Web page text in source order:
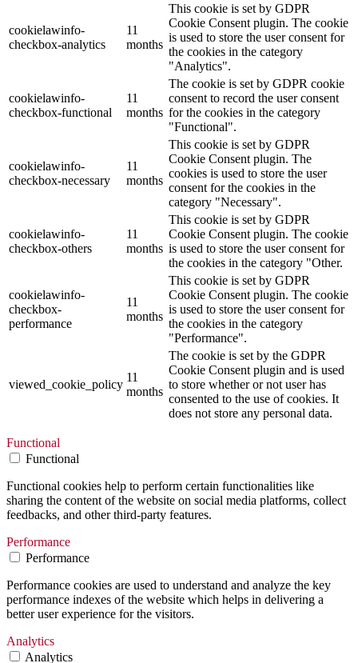
cookielawinfo-
checkbox-analytics
11
months
This cookie is set by GDPR
Cookie Consent plugin. The cookie
is used to store the user consent for
the cookies in the category
"Analytics".
cookielawinfo-
checkbox-functional
11
months
The cookie is set by GDPR cookie
consent to record the user consent
for the cookies in the category
"Functional".
cookielawinfo-
checkbox-necessary
11
months
This cookie is set by GDPR
Cookie Consent plugin. The
cookies is used to store the user
consent for the cookies in the
category "Necessary".
cookielawinfo-
checkbox-others
11
months
This cookie is set by GDPR
Cookie Consent plugin. The cookie
is used to store the user consent for
the cookies in the category "Other.
cookielawinfo-
checkbox-
performance
11
months
This cookie is set by GDPR
Cookie Consent plugin. The cookie
is used to store the user consent for
the cookies in the category
"Performance".
viewed_cookie_policy
11
months
The cookie is set by the GDPR
Cookie Consent plugin and is used
to store whether or not user has
consented to the use of cookies. It
does not store any personal data.
Functional
Functional
Functional cookies help to perform certain functionalities like
sharing the content of the website on social media platforms, collect
feedbacks, and other third-party features.
Performance
Performance
Performance cookies are used to understand and analyze the key
performance indexes of the website which helps in delivering a
better user experience for the visitors.
Analytics
Analytics